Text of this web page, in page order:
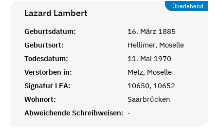
Überlebend
Lazard Lambert
Geburtsdatum:
16. März 1885
Geburtsort:
Hellimer, Moselle
Todesdatum:
11. Mai 1970
Verstorben in:
Metz, Moselle
Signatur LEA:
10650, 10652
Wohnort:
Saarbrücken
Abweichende Schreibweisen: -